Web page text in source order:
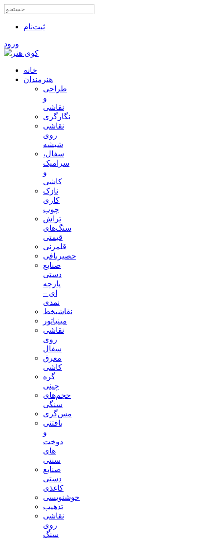
ثبت‌نام
ورود
خانه
هنرمندان
طراحی
و
نقاشی
نگارگری
نقاشی
روی
شیشه
سفال،
سرامیک
و
کاشی
نازک
کاری
چوب
تراش
سنگ‌های
قیمتی
قلمزنی
حصیربافی
صنایع
دستی
پارچه
ای –
نمدی
نقاشیخط
مینیاتور
نقاشی
روی
سفال
معرق
کاشی
گره
چینی
حجم‌های
سنگی
مس‌گری
بافتنی‌
و
دوخت
های
سنتی
صنایع
دستی
کاغذی
خوشنویسی
تذهیب
نقاشی
روی
سنگ